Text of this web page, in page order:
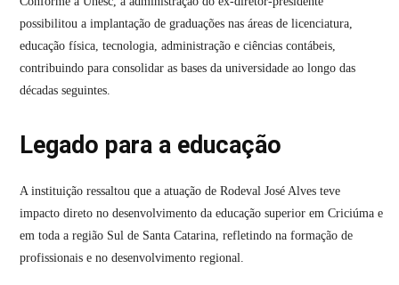
possibilitou a implantação de graduações nas áreas de licenciatura,
educação física, tecnologia, administração e ciências contábeis,
contribuindo para consolidar as bases da universidade ao longo das
décadas seguintes.
Legado para a educação
A instituição ressaltou que a atuação de Rodeval José Alves teve
impacto direto no desenvolvimento da educação superior em Criciúma e
em toda a região Sul de Santa Catarina, refletindo na formação de
profissionais e no desenvolvimento regional.